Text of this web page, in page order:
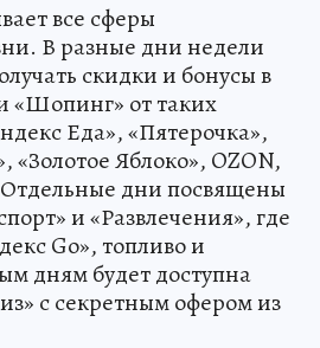
все сферы
В разные дни недели
скидки и бонусы в
«Шопинг» от таких
Еда», «Пятерочка»,
«Золотое Яблоко», OZON,
Отдельные дни посвящены
и «Развлечения», где
Go», топливо и
дням будет доступна
с секретным офером из